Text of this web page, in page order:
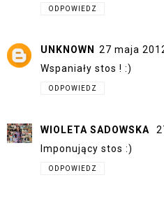
ODPOWIEDZ
UNKNOWN
27 maja
Wspaniały stos ! :)
ODPOWIEDZ
WIOLETA SADOWSKA
Imponujący stos :)
ODPOWIEDZ